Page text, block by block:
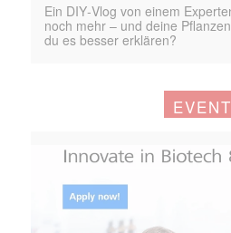
Ein DIY‑Vlog von einem
noch mehr – und deine
du es besser erklären?
EVENT